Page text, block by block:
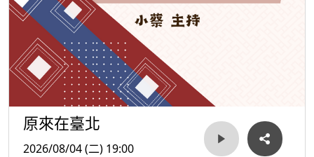
原來在臺北
2026/08/04 (二) 19:00